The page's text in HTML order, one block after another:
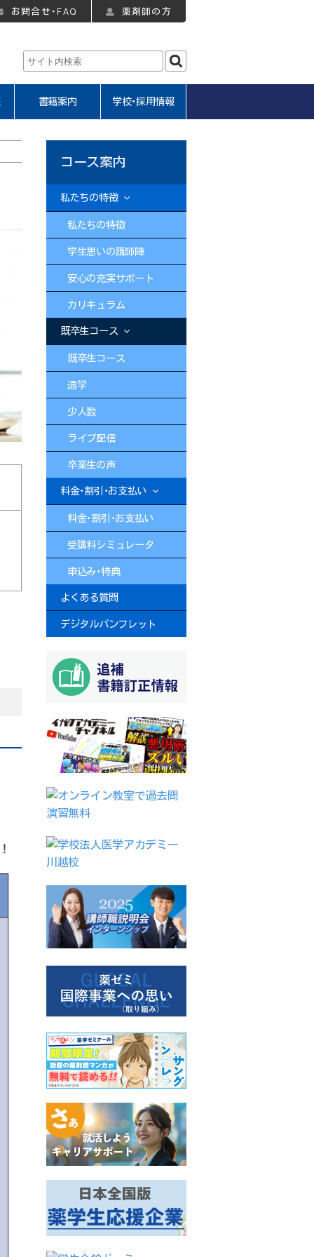
お問合せ・FAQ 薬剤師の方
書籍案内 学校・採用情報
コース案内
私たちの特徴
私たちの特徴
学生思いの講師陣
安心の充実サポート
カリキュラム
既卒生コース
既卒生コース
通学
少人数
ライブ配信
卒業生の声
料金・割引・お支払い
料金・割引・お支払い
受講料シミュレータ
申込み・特典
よくある質問
デジタルパンフレット